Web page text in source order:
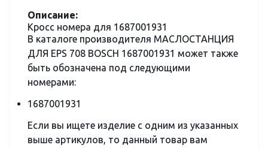
Описание:
Кросс номера для 1687001931
В каталоге производителя МАСЛОСТАНЦИЯ
ДЛЯ EPS 708 BOSCH 1687001931 может также
быть обозначена под следующими
номерами:
1687001931
Если вы ищете изделие с одним из указанных
выше артикулов, то данный товар вам